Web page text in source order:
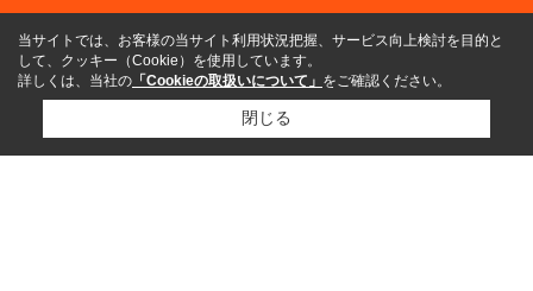
当サイトでは、お客様の当サイト利用状況把握、サービス向上検討を目的と
して、クッキー（Cookie）を使用しています。
詳しくは、当社の 「Cookieの取扱いについて」 をご確認ください。
閉じる